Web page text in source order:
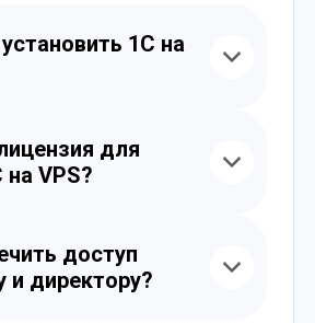
1С на
на которые можно
редакцию
настроить SQL-базу и
для
VPS?
арендовать через
выступает как сервер, а
по модели клиента.
доступ
и директору?